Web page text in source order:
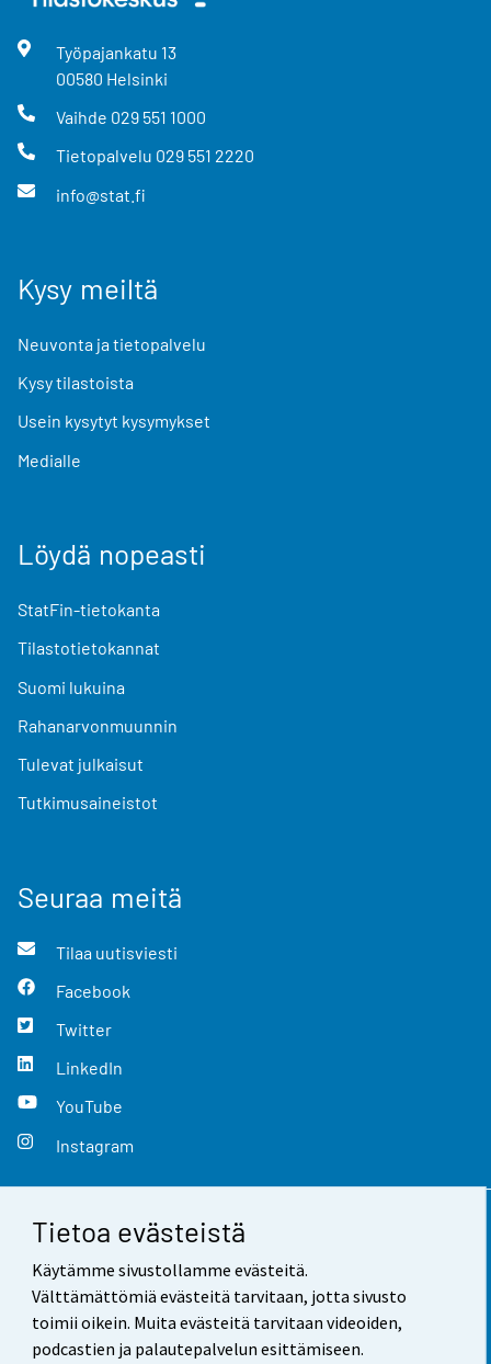
Tietoa evästeistä
Käytämme sivustollamme evästeitä.
Välttämättömiä evästeitä tarvitaan, jotta sivusto
toimii oikein. Muita evästeitä tarvitaan videoiden,
podcastien ja palautepalvelun esittämiseen.
Työpajankatu 13
00580 Helsinki
Vaihde 029 551 1000
Tietopalvelu 029 551 2220
info@stat.fi
Kysy meiltä
Neuvonta ja tietopalvelu
Kysy tilastoista
Usein kysytyt kysymykset
Medialle
Löydä nopeasti
StatFin-tietokanta
Tilastotietokannat
Suomi lukuina
Rahanarvonmuunnin
Tulevat julkaisut
Tutkimusaineistot
Seuraa meitä
Tilaa uutisviesti
Facebook
Twitter
LinkedIn
YouTube
Instagram
Yhteystiedot
Palaute
Käyttöehdot